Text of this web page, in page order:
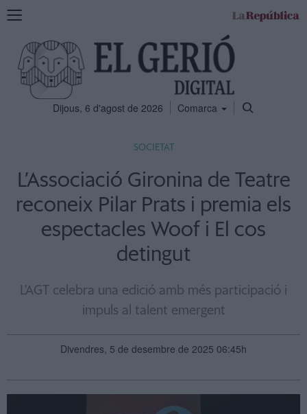
Mostra
navegació
Dijous, 6 d'agost de 2026 Comarca
SOCIETAT
L’Associació Gironina de Teatre
reconeix Pilar Prats i premia els
espectacles Woof i El cos
detingut
L'AGT celebra una edició amb més participació i
impuls al talent emergent
Divendres, 5 de desembre de 2025 06:45h